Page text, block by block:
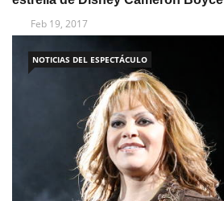
Feb 19, 2017
NOTICIAS DEL ESPECTÁCULO